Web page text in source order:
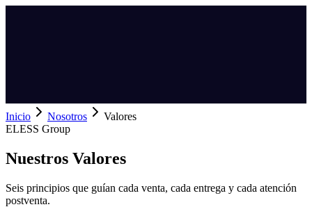
Inicio Nosotros
Valores
ELESS Group
Nuestros Valores
Seis principios que guían cada venta, cada entrega y cada atención
postventa.